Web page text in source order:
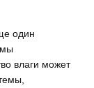
один
влаги может